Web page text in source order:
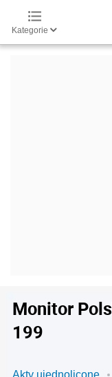
Kategorie
Monitor
199
Akty ujednolicone